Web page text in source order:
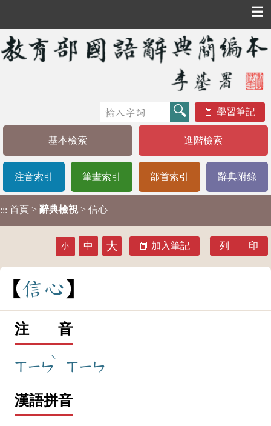
☰
學習筆記
基本檢索 進階檢索
注音索引 筆畫索引 部首索引 辭典附錄
::: 首頁 > 辭典檢視 > 信心
小 中 大 加入筆記 列 印
信心
注 音
ㄒㄧㄣ
ˋ
ㄒㄧㄣ
漢語拼音